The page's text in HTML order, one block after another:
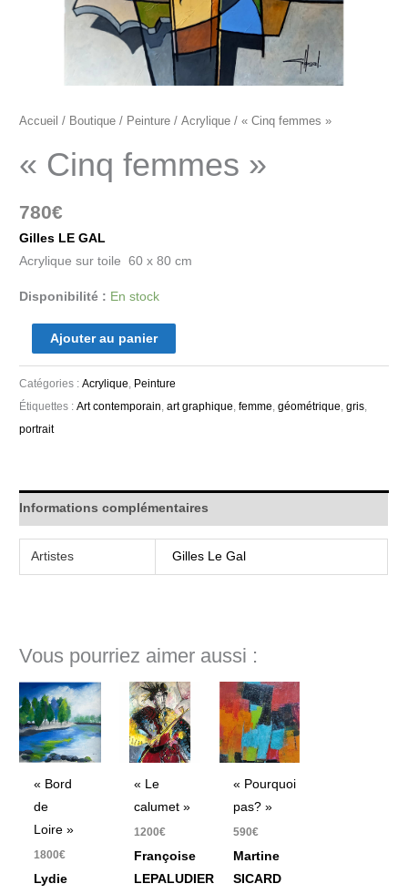
Accueil / Boutique / Peinture /Acrylique / « Cinq femmes »
« Cinq femmes »
780€
Gilles LE GAL
Acrylique sur toile 60 x 80 cm
Disponibilité : En stock
Ajouter au panier
Catégories :Acrylique Peinture
Étiquettes :Art contemporain ,art graphique ,femme ,géométrique ,gris
portrait
Informations complémentaires
Artistes Gilles Le Gal
Vous pourriez aimer aussi :
« Bord
de
Loire »
1800€
Lydie
« Le
calumet »
1200€
Françoise
LEPALUDIER
« Pourquoi
pas? »
590€
Martine
SICARD